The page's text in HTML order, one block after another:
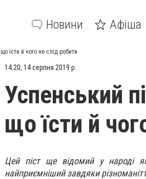
Новини Афіша
їсти й чого не слід робити
14:20, 14 серпня 2019 р.
Успенський
що їсти й
Цей піст ще відомий у народі
найприємніший завдяки